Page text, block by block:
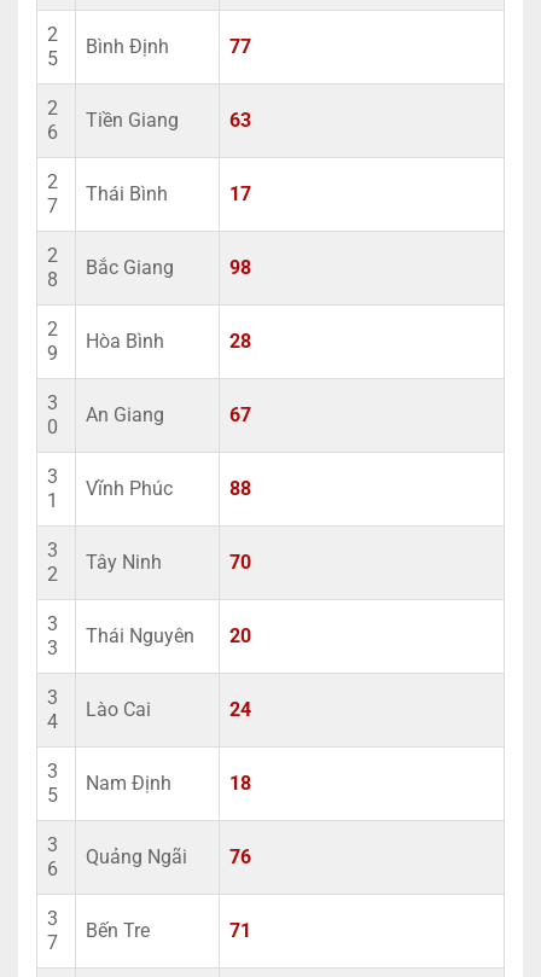
2
5
Bình Định 77
2
6
Tiền Giang 63
2
7
Thái Bình 17
2
8
Bắc Giang 98
2
9
Hòa Bình 28
3
0
An Giang 67
3
1
Vĩnh Phúc 88
3
2
Tây Ninh 70
3
3
Thái Nguyên 20
3
4
Lào Cai 24
3
5
Nam Định 18
3
6
Quảng Ngãi 76
3
7
Bến Tre 71